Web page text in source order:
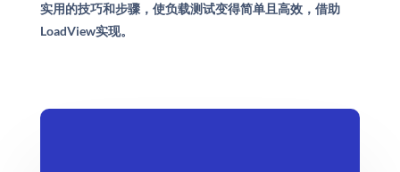
实用的技巧和步骤，使负载测试变得简单且高效，借助
LoadView实现。